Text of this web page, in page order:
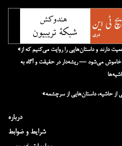
درباره
شرایط و ضوابط
«ما صداهایی را بازتاب می‌دهیم که اهمیت دارند و داستان‌هایی را روایت می‌کنیم که از
می‌شود — ریشه‌دار در حقیقت و آگاه به